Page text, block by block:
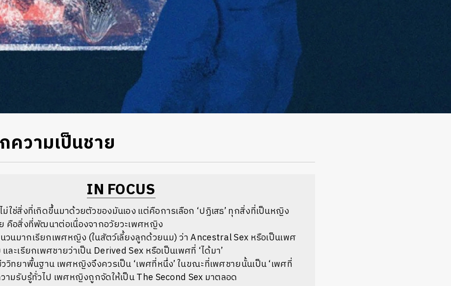
ความเป็นชาย
IN FOCUS
ม่ใช่สิ่งที่เกิดขึ้นมาด้วยตัวของมันเอง แต่คือการเลือก ‘ปฏิเสธ’ ทุกสิ่งที่เป็นหญิง
คือสิ่งที่พัฒนาต่อเนื่องจากอวัยวะเพศหญิง
วนมากเรียกเพศหญิง (ในสัตว์เลี้ยงลูกด้วยนม) ว่า Ancestral Sex หรือเป็นเพศ
ละเรียกเพศชายว่าเป็น Derived Sex หรือเป็นเพศที่ ‘ได้มา’
ววิทยาพื้นฐาน เพศหญิงจึงควรเป็น ‘เพศที่หนึ่ง’ ในขณะที่เพศชายนั้นเป็น ‘เพศที่
ามรับรู้ทั่วไป เพศหญิงถูกจัดให้เป็น The Second Sex มาตลอด